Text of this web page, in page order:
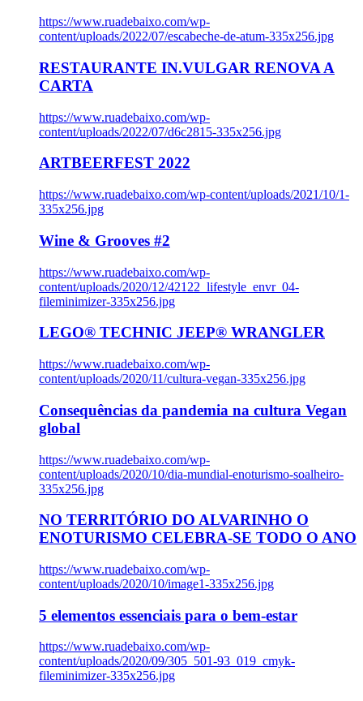
https://www.ruadebaixo.com/wp-
content/uploads/2022/07/escabeche-de-atum-335x256.jpg
RESTAURANTE IN.VULGAR RENOVA A
CARTA
https://www.ruadebaixo.com/wp-
content/uploads/2022/07/d6c2815-335x256.jpg
ARTBEERFEST 2022
https://www.ruadebaixo.com/wp-content/uploads/2021/10/1-
335x256.jpg
Wine & Grooves #2
https://www.ruadebaixo.com/wp-
content/uploads/2020/12/42122_lifestyle_envr_04-
fileminimizer-335x256.jpg
LEGO® TECHNIC JEEP® WRANGLER
https://www.ruadebaixo.com/wp-
content/uploads/2020/11/cultura-vegan-335x256.jpg
Consequências da pandemia na cultura Vegan
global
https://www.ruadebaixo.com/wp-
content/uploads/2020/10/dia-mundial-enoturismo-soalheiro-
335x256.jpg
NO TERRITÓRIO DO ALVARINHO O
ENOTURISMO CELEBRA-SE TODO O ANO
https://www.ruadebaixo.com/wp-
content/uploads/2020/10/image1-335x256.jpg
5 elementos essenciais para o bem-estar
https://www.ruadebaixo.com/wp-
content/uploads/2020/09/305_501-93_019_cmyk-
fileminimizer-335x256.jpg